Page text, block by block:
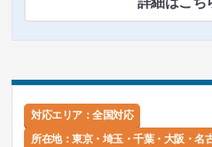
対応エリア：全国対応
所在地： 東京・埼玉・千葉・大阪・名